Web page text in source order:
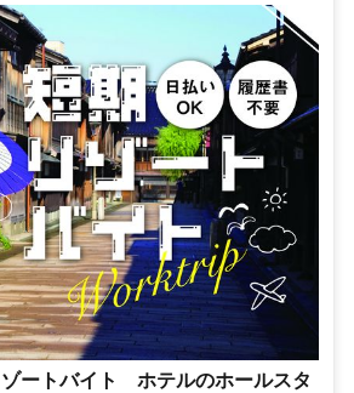
ートバイト ホテルのホールスタ